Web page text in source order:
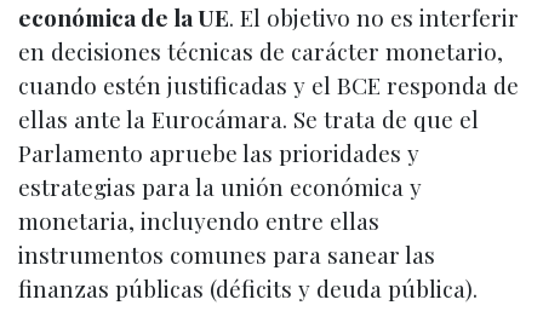
económica de la UE. El objetivo no es interferir
en decisiones técnicas de carácter monetario,
cuando estén justificadas y el BCE responda de
ellas ante la Eurocámara. Se trata de que el
Parlamento apruebe las prioridades y
estrategias para la unión económica y
monetaria, incluyendo entre ellas
instrumentos comunes para sanear las
finanzas públicas (déficits y deuda pública).